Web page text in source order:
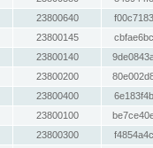
23800640
23800145
23800140
23800200
23800400
23800100
23800300